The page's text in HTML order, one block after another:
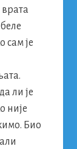
сам је
ли је
није
Био